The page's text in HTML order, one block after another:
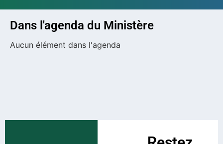
Dans l'agenda du Ministère
Aucun élément dans l'agenda